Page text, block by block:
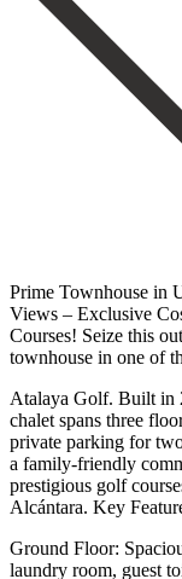
Prime Townhouse in
Views – Exclusive
Courses! Seize this
townhouse in one of
Atalaya Golf. Built in
chalet spans three
private parking for
a family-friendly
prestigious golf
Alcántara. Key
Ground Floor:
laundry room, guest